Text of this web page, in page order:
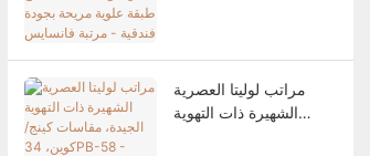
مراتب لوليتا العصرية
الشهيرة ذات التهوية